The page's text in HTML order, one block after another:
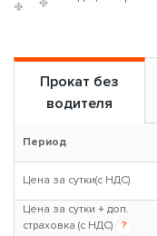
Прокат без
водителя
Период
Цена за сутки(с НДС)
Цена за сутки + доп.
страховка (с НДС)
?